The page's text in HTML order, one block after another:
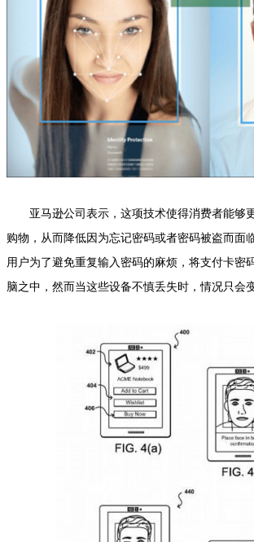
亚马逊公司表示，这项技术使得消费者能够
购物，从而降低因为忘记密码或者密码被盗而面
用户为了避免重复输入密码的麻烦，将支付卡密
脑之中，然而当这些设备不慎丢失时，情况只会